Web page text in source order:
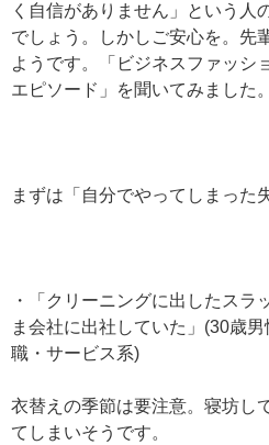
く自信がありません」という人
でしょう。しかしご安心を。先
ようです。「ビジネスファッシ
エピソード」を聞いてみました。
まずは「自分でやってしまった
・「クリーニングに出したスラ
ま会社に出社していた」(30歳
職・サービス系)
衣替えの季節は要注意。寝坊し
てしまいそうです。